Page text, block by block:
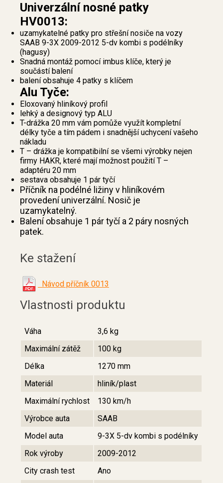
Univerzální nosné patky
HV0013:
uzamykatelné patky pro střešní nosiče na vozy
SAAB 9-3X 2009-2012 5-dv kombi s podélníky
(hagusy)
Snadná montáž pomocí imbus klíče, který je
součástí balení
balení obsahuje 4 patky s klíčem
Alu Tyče:
Eloxovaný hliníkový profil
lehký a designový typ ALU
T-drážka 20 mm vám pomůže využít kompletní
délky tyče a tím pádem i snadnější uchycení vašeho
nákladu
T – drážka je kompatibilní se všemi výrobky nejen
firmy HAKR, které mají možnost použití T –
adaptéru 20 mm
sestava obsahuje 1 pár tyčí
Příčník na podélné ližiny v hliníkovém
provedení univerzální. Nosič je
uzamykatelný.
Balení obsahuje 1 pár tyčí a 2 páry nosných
patek.
Ke stažení
Návod příčník 0013
Vlastnosti produktu
Váha
3,6 kg
Maximální zátěž
100 kg
Délka
1270 mm
Materiál
hliník/plast
Maximální rychlost
130 km/h
Výrobce auta
SAAB
Model auta
9-3X 5-dv kombi s podélníky
Rok výroby
2009-2012
City crash test
Ano